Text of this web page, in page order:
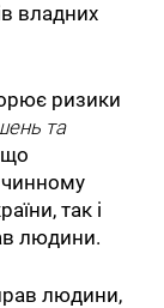
владних
ризики
та
чинному
так і
людини.
людини,